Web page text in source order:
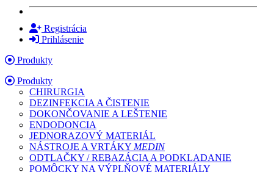
Registrácia
Prihlásenie
Produkty
Produkty
CHIRURGIA
DEZINFEKCIA A ČISTENIE
DOKONČOVANIE A LEŠTENIE
ENDODONCIA
JEDNORAZOVÝ MATERIÁL
NÁSTROJE A VRTÁKY MEDIN
ODTLAČKY / REBAZÁCIA A PODKLADANIE
POMÔCKY NA VÝPLŇOVÉ MATERIÁLY